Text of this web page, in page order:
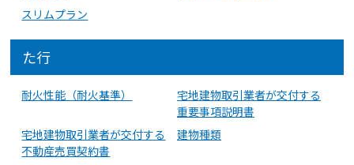
スリムプラン
た行
耐火性能（耐火基準）
宅地建物取引業者が交付する
重要事項説明書
宅地建物取引業者が交付する
不動産売買契約書
建物種類